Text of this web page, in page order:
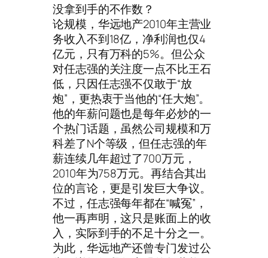
没拿到手的不作数？
论规模，华远地产2010年主营业
务收入不到18亿，净利润也仅4
亿元，只有万科的5%。但公众
对任志强的关注度一点不比王石
低，只因任志强不仅敢于“放
炮”，更热衷于当他的“任大炮”。
他的年薪问题也是每年必炒的一
个热门话题，虽然公司规模和万
科差了N个等级，但任志强的年
薪连续几年超过了700万元，
2010年为758万元。再结合其出
位的言论，更是引发巨大争议。
不过，任志强每年都在“喊冤”，
他一再声明，这只是账面上的收
入，实际到手的不足十分之一。
为此，华远地产还曾专门发过公